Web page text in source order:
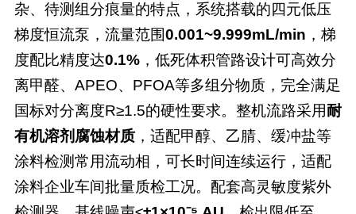
杂、待测组分痕量的特点，系统搭载的四元低压
梯度恒流泵，流量范围0.001~9.999mL/min ，梯
度配比精度达0.1%，低死体积管路设计可高效分
离甲醛、 APEO、PFOA等多组分物质，完全满足
国标对分离度R≥1.5的硬性要求。整机流路采用耐
有机溶剂腐蚀材质，适配甲醇、乙腈、缓冲盐等
涂料检测常用流动相，可长时间连续运行，适配
涂料企业车间批量质检工况。 配套高灵敏度紫外